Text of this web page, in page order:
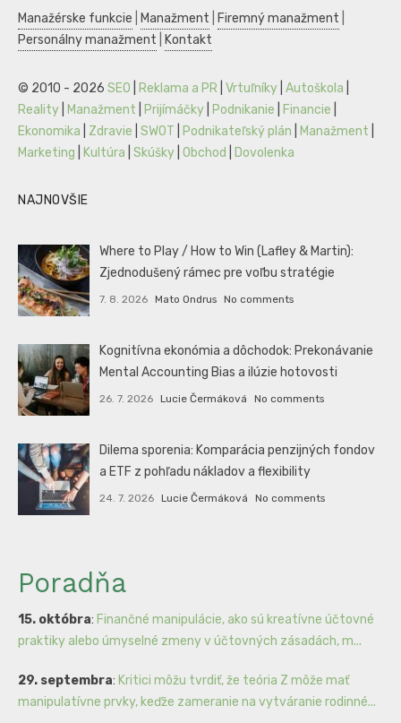
Manažérske funkcie Manažment Firemný manažment
Personálny manažment
Kontakt
© 2010 - 2026 SEO Reklama a PR Vrtuľníky Autoškola
Reality
Manažment Prijímáčky Podnikanie Financie
Ekonomika
Zdravie SWOT Podnikateľský plán Manažment
Marketing
Kultúra Skúšky Obchod Dovolenka
NAJNOVŠIE
Where to Play / How to Win (Lafley & Martin):
Zjednodušený rámec pre voľbu stratégie
7. 8. 2026 Mato Ondrus No comments
Kognitívna ekonómia a dôchodok: Prekonávanie
Mental Accounting Bias a ilúzie hotovosti
26. 7. 2026 Lucie Čermáková No comments
Dilema sporenia: Komparácia penzijných fondov
a ETF z pohľadu nákladov a flexibility
24. 7. 2026 Lucie Čermáková No comments
Poradňa
15. októbra: Finančné manipulácie, ako sú kreatívne účtovné
praktiky alebo úmyselné zmeny v účtovných zásadách, m...
29. septembra: Kritici môžu tvrdiť, že teória Z môže mať
manipulatívne prvky, keďže zameranie na vytváranie rodinné...